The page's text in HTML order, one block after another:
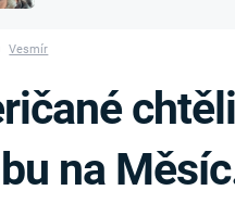
BRITSKÁ
RODINA
Vesmír
na